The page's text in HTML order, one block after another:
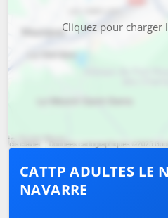
Cliquez pour charger
CATTP ADULTES LE
NAVARRE